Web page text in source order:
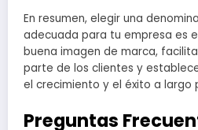
En resumen, elegir una
adecuada para tu empresa es
buena imagen de marca,
parte de los clientes y
el crecimiento y el éxito a largo
Preguntas